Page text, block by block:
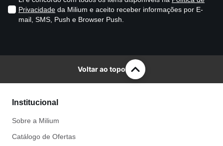
Privacidade da Milium e aceito receber informações por E-
mail, SMS, Push e Browser Push.
Voltar ao topo
Institucional
Sobre a Milium
Catálogo de Ofertas